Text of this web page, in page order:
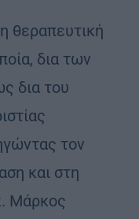
θεραπευτική
δια των
δια του
τον
και στη
Μάρκος